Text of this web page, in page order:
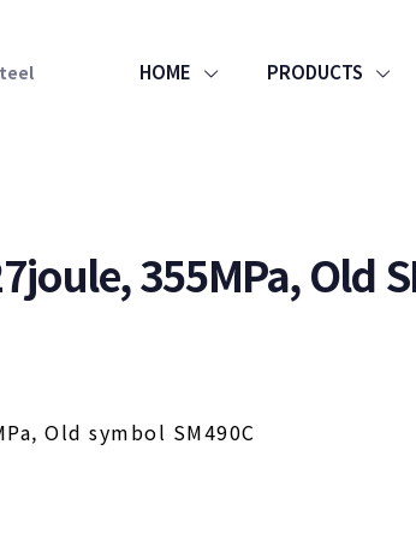
HOME PRODUCTS
355MPa, Old
Old symbol SM490C